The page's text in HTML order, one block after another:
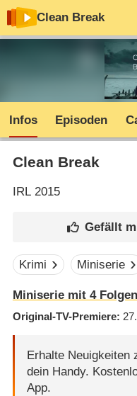
Clean Break
Infos Episoden
Clean Break
IRL2015
Krimi Miniserie
Miniserie mit 4 Folgen
Original-TV-Premiere
Erhalte Neuigkeiten
dein Handy.
App.